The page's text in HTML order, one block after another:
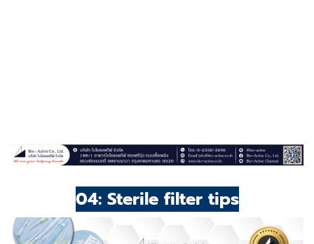
04: Sterile filter tips